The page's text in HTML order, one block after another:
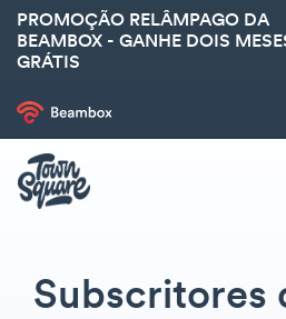
PROMOÇÃO RELÂMPAGO DA
BEAMBOX - GANHE DOIS
GRÁTIS
Subscritores